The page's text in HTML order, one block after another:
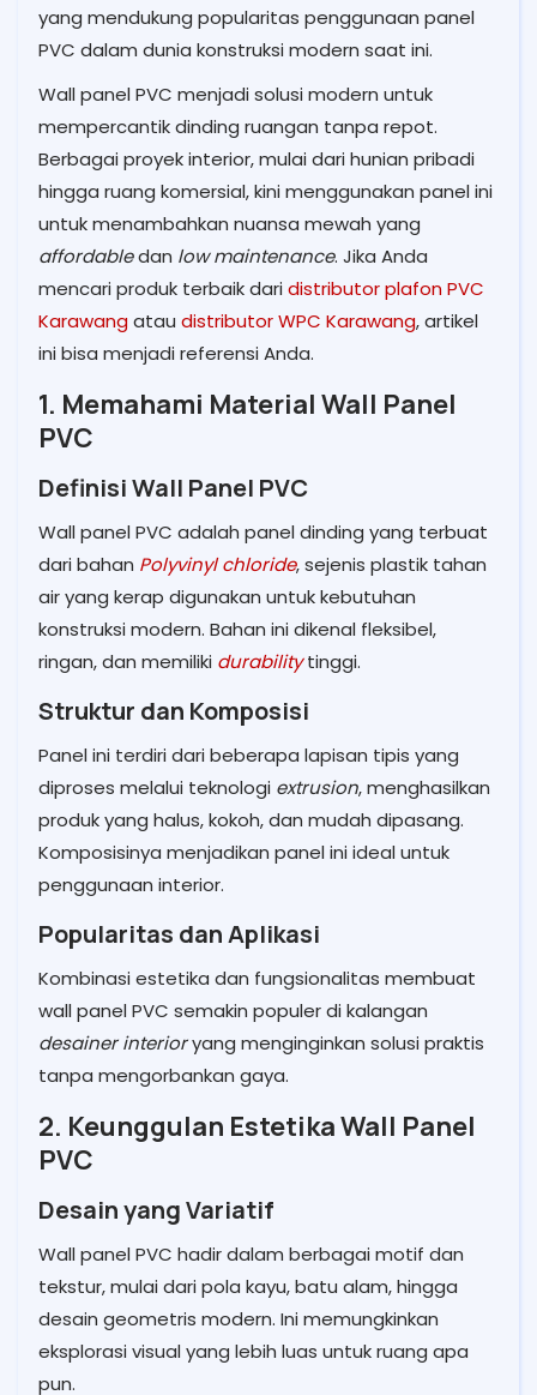
yang mendukung popularitas penggunaan panel
PVC dalam dunia konstruksi modern saat ini.
Wall panel PVC menjadi solusi modern untuk
mempercantik dinding ruangan tanpa repot.
Berbagai proyek interior, mulai dari hunian pribadi
hingga ruang komersial, kini menggunakan panel ini
untuk menambahkan nuansa mewah yang
affordabledan low maintenance. Jika Anda
mencari produk terbaik daridistributor plafon PVC
Karawangatau distributor WPC Karawang, artikel
ini bisa menjadi referensi Anda.
1. Memahami Material Wall Panel
PVC
Definisi Wall Panel PVC
Wall panel PVC adalah panel dinding yang terbuat
dari bahan Polyvinyl chloride, sejenis plastik tahan
air yang kerap digunakan untuk kebutuhan
konstruksi modern. Bahan ini dikenal fleksibel,
ringan, dan memiliki durabilitytinggi.
Struktur dan Komposisi
Panel ini terdiri dari beberapa lapisan tipis yang
diproses melalui teknologi extrusion, menghasilkan
produk yang halus, kokoh, dan mudah dipasang.
Komposisinya menjadikan panel ini ideal untuk
penggunaan interior.
Popularitas dan Aplikasi
Kombinasi estetika dan fungsionalitas membuat
wall panel PVC semakin populer di kalangan
desainer interioryang menginginkan solusi praktis
tanpa mengorbankan gaya.
2. Keunggulan Estetika Wall Panel
PVC
Desain yang Variatif
Wall panel PVC hadir dalam berbagai motif dan
tekstur, mulai dari pola kayu, batu alam, hingga
desain geometris modern. Ini memungkinkan
eksplorasi visual yang lebih luas untuk ruang apa
pun.